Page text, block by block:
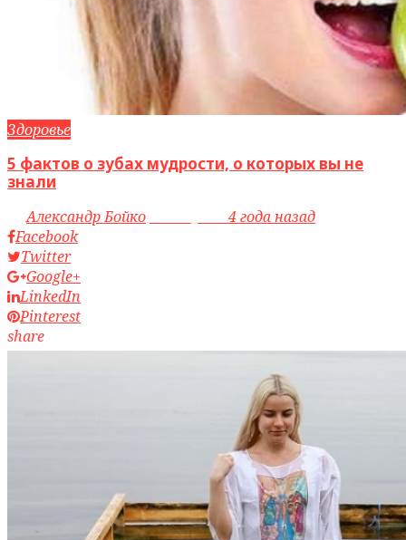
Здоровье
5 фактов о зубах мудрости, о которых вы не
знали
byАлександр Бойко
4 года назад
Facebook
Twitter
Google+
LinkedIn
Pinterest
share